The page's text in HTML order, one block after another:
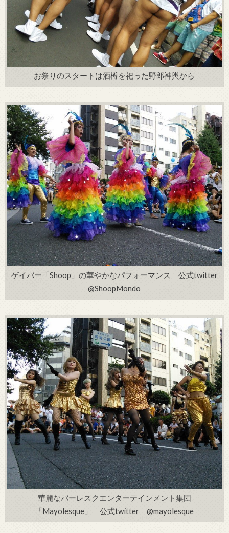
お祭りのスタートは酒樽を祀った野郎神輿から
ゲイバー「Shoop」の華やかなパフォーマンス 公式twitter
@ShoopMondo
華麗なバーレスクエンターテインメント集団
「Mayolesque」 公式twitter @mayolesque